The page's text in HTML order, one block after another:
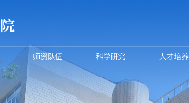
师资队伍 科学研究 人才培养